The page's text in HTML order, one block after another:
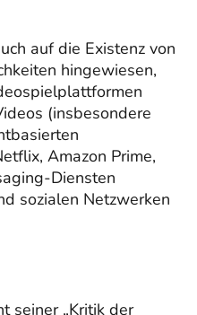
auf die Existenz von
hingewiesen,
(insbesondere
Amazon Prime,
Diensten
sozialen Netzwerken
seiner „Kritik der